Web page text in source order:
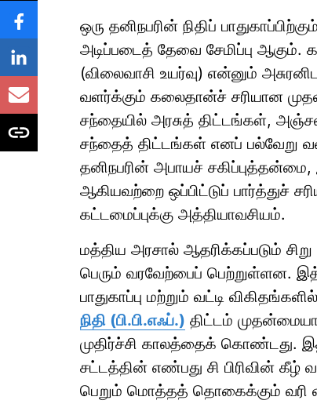
ஒரு தனிநபரின் நிதிப்
அடிப்படைத் தேவை சேமிப்பு
(விலைவாசி உயர்வு) என்னும்
வளர்க்கும் கலைதான்ச் சரியான
சந்தையில் அரசுத் திட்டங்கள்,
சந்தைத் திட்டங்கள் எனப் பல்வேறு
தனிநபரின் அபாயச்
ஆகியவற்றை ஒப்பிட்டுப் பார்த்துச்
கட்டமைப்புக்கு அத்தியாவசியம்.
மத்திய அரசால் ஆதரிக்கப்படும்
பெரும் வரவேற்பைப் பெற்றுள்ளன.
பாதுகாப்பு மற்றும் வட்டி
நிதி (பி.பி.எஃப்.) திட்டம்
முதிர்ச்சி காலத்தைக் கொண்டது.
சட்டத்தின் எண்பது சி பிரிவின் கீழ்
பெறும் மொத்தத் தொகைக்கும் வரி